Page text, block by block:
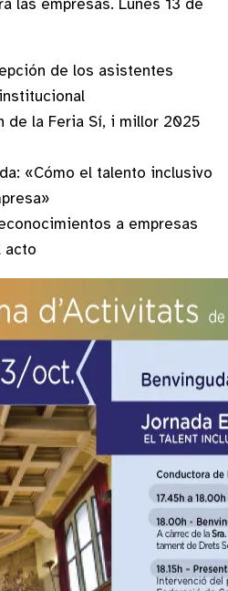
de los asistentes
de la Feria Sí, i millor 2025
«Cómo el talento inclusivo
a empresas
acto